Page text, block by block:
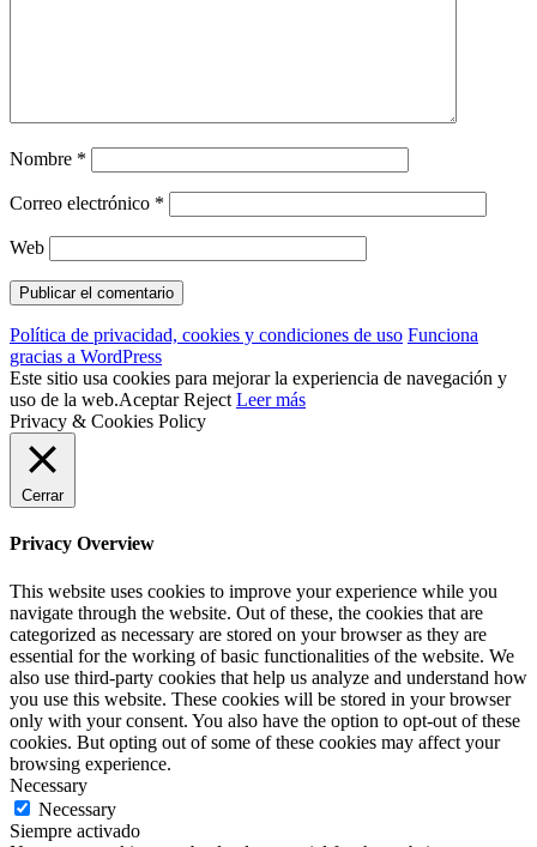
Nombre *
Correo electrónico *
Web
Política de privacidad, cookies y condiciones de uso Funciona
gracias a WordPress
Este sitio usa cookies para mejorar la experiencia de navegación y
uso de la web.Aceptar Reject Leer más
Privacy & Cookies Policy
Cerrar
Privacy Overview
This website uses cookies to improve your experience while you
navigate through the website. Out of these, the cookies that are
categorized as necessary are stored on your browser as they are
essential for the working of basic functionalities of the website. We
also use third-party cookies that help us analyze and understand how
you use this website. These cookies will be stored in your browser
only with your consent. You also have the option to opt-out of these
cookies. But opting out of some of these cookies may affect your
browsing experience.
Necessary
Necessary
Siempre activado